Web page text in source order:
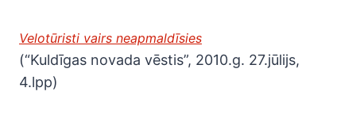
Velotūristi vairs neapmaldīsies
(“Kuldīgas novada vēstis”, 2010.g. 27.jūlijs,
4.lpp)